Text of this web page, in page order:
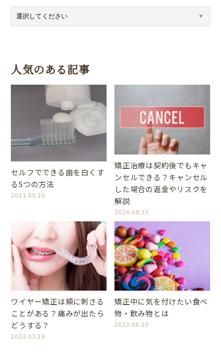
人気のある記事
セルフでできる歯を白くす
る5つの方法
2021.05.25
矯正治療は契約後でもキャ
ンセルできる？キャンセル
した場合の返金やリスクを
解説
2024.09.20
ワイヤー矯正は頬に刺さる
ことがある？痛みが出たら
どうする？
2023.03.28
矯正中に気を付けたい食べ
物・飲み物とは
2023.06.20